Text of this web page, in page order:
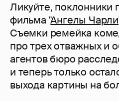
Ликуйте, поклонники
фильма "Ангелы Чарли
Съемки ремейка
про трех отважных и
агентов бюро
и теперь только
выхода картины на